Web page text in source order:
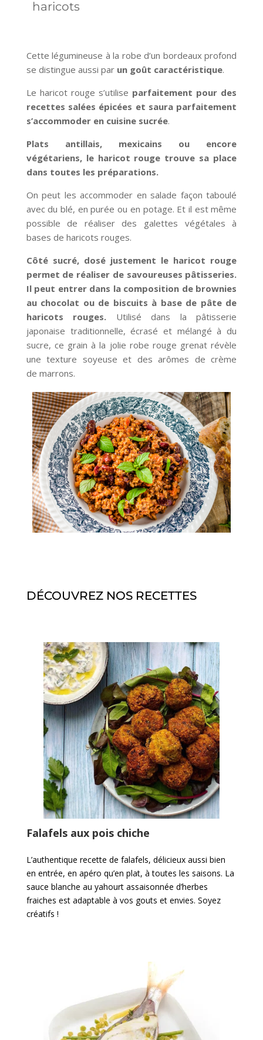
haricots
Cette légumineuse à la robe d’un bordeaux profond
se distingue aussi parun goût caractéristique.
Le haricot rouge s’utilise parfaitement pour des
recettes salées épicées et saura parfaitement
s’accommoder en cuisine sucrée.
Plats antillais, mexicains ou encore
végétariens, le haricot rouge trouve sa place
dans toutes les préparations.
On peut les accommoder en salade façon taboulé
avec du blé, en purée ou en potage. Et il est même
possible de réaliser des galettes végétales à
bases de haricots rouges.
Côté sucré, dosé justement le haricot rouge
permet de réaliser de savoureuses pâtisseries.
Il peut entrer dans la composition de brownies
au chocolat ou de biscuits à base de pâte de
haricots rouges. Utilisé dans la pâtisserie
japonaise traditionnelle, écrasé et mélangé à du
sucre, ce grain à la jolie robe rouge grenat révèle
une texture soyeuse et des arômes de crème
de marrons.
DÉCOUVREZ NOS RECETTES
Falafels aux pois chiche
L’authentique recette de falafels, délicieux aussi bien
en entrée, en apéro qu’en plat, à toutes les saisons. La
sauce blanche au yahourt assaisonnée d’herbes
fraiches est adaptable à vos gouts et envies. Soyez
créatifs !